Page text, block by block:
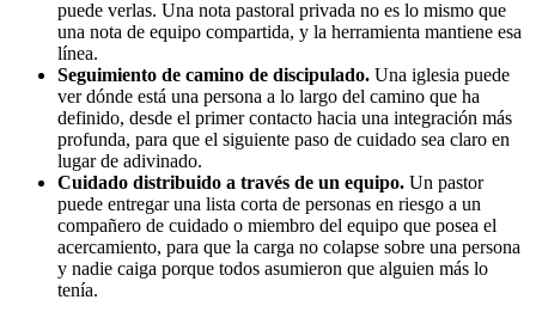
puede verlas. Una nota pastoral privada no es lo mismo que
una nota de equipo compartida, y la herramienta mantiene esa
línea.
Seguimiento de camino de discipulado. Una iglesia puede
ver dónde está una persona a lo largo del camino que ha
definido, desde el primer contacto hacia una integración más
profunda, para que el siguiente paso de cuidado sea claro en
lugar de adivinado.
Cuidado distribuido a través de un equipo. Un pastor
puede entregar una lista corta de personas en riesgo a un
compañero de cuidado o miembro del equipo que posea el
acercamiento, para que la carga no colapse sobre una persona
y nadie caiga porque todos asumieron que alguien más lo
tenía.